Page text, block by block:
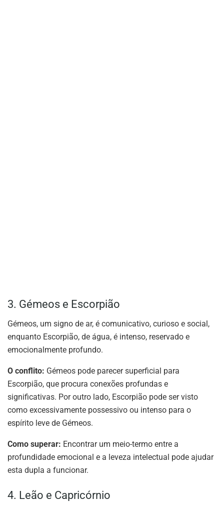
3. Gémeos e Escorpião
Gémeos, um signo de ar, é comunicativo, curioso e social,
enquanto Escorpião, de água, é intenso, reservado e
emocionalmente profundo.
O conflito: Gémeos pode parecer superficial para
Escorpião, que procura conexões profundas e
significativas. Por outro lado, Escorpião pode ser visto
como excessivamente possessivo ou intenso para o
espírito leve de Gémeos.
Como superar: Encontrar um meio-termo entre a
profundidade emocional e a leveza intelectual pode ajudar
esta dupla a funcionar.
4. Leão e Capricórnio